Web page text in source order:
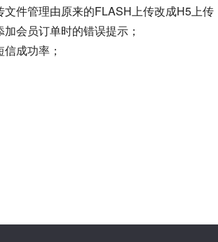
文件管理由原来的FLASH上传改成H5上传
会员订单时的错误提示；
成功率；